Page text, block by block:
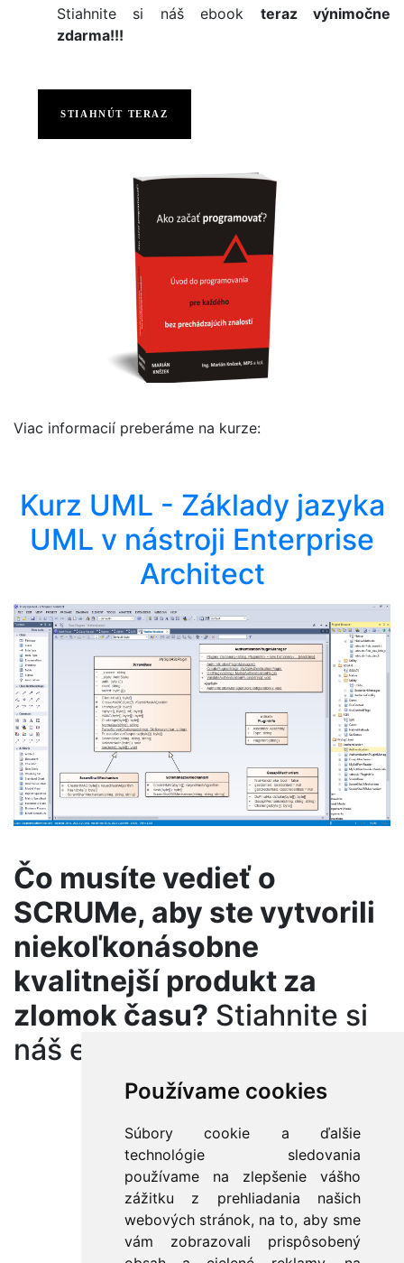
Používame cookies
Súbory cookie a ďalšie
technológie sledovania
používame na zlepšenie vášho
zážitku z prehliadania našich
webových stránok, na to, aby sme
vám zobrazovali prispôsobený
Stiahnite si náš ebook teraz výnimočne
zdarma!!!
STIAHNÚT TERAZ
Viac informacií preberáme na kurze:
Kurz UML - Základy jazyka
UML v nástroji Enterprise
Architect
Čo musíte vedieť o
SCRUMe, aby ste vytvorili
niekoľkonásobne
kvalitnejší produkt za
zlomok času? Stiahnite si
náš ebook teraz zdarma: